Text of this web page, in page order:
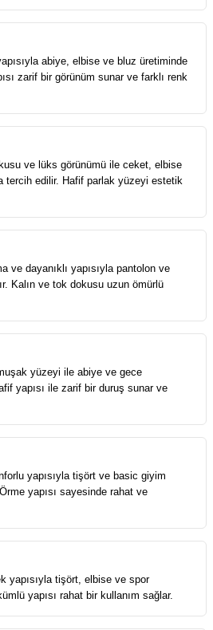
abiye, elbise ve bluz üretiminde
zarif bir görünüm sunar ve farklı renk
ve lüks görünümü ile ceket, elbise
tercih edilir. Hafif parlak yüzeyi estetik
ve dayanıklı yapısıyla pantolon ve
Kalın ve tok dokusu uzun ömürlü
yüzeyi ile abiye ve gece
yapısı ile zarif bir duruş sunar ve
yapısıyla tişört ve basic giyim
yapısı sayesinde rahat ve
yapısıyla tişört, elbise ve spor
yapısı rahat bir kullanım sağlar.